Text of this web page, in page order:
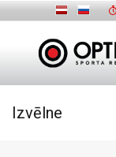
Izvēlne